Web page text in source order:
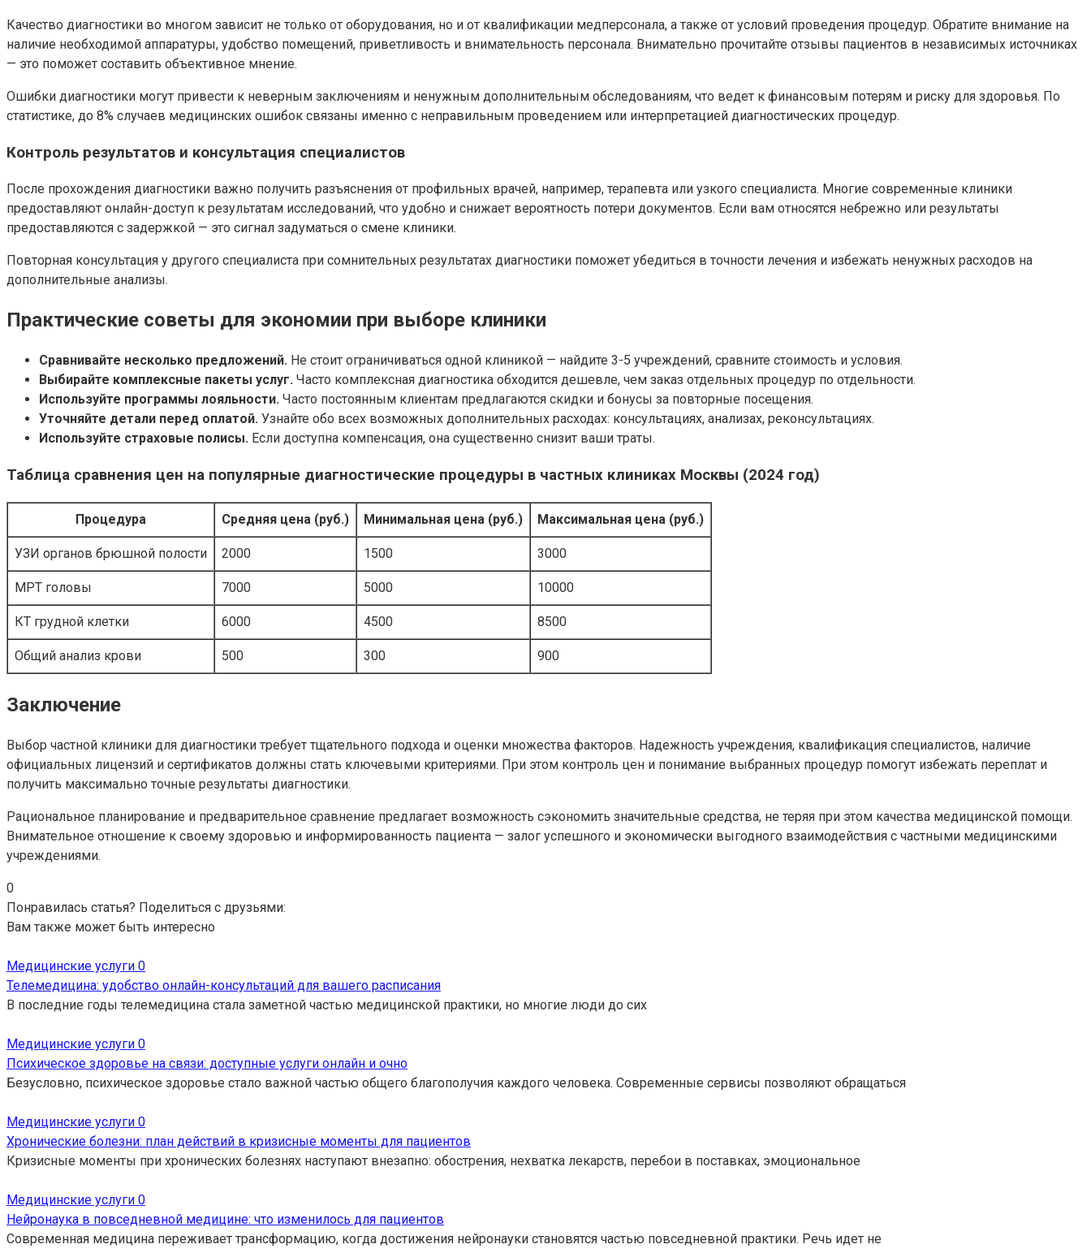
Качество диагностики во многом зависит не только от оборудования, но и от квалификации медперсонала, а также от условий проведения процедур. Обратите внимание на
наличие необходимой аппаратуры, удобство помещений, приветливость и внимательность персонала. Внимательно прочитайте отзывы пациентов в независимых источниках
— это поможет составить объективное мнение.
Ошибки диагностики могут привести к неверным заключениям и ненужным дополнительным обследованиям, что ведет к финансовым потерям и риску для здоровья. По
статистике, до 8% случаев медицинских ошибок связаны именно с неправильным проведением или интерпретацией диагностических процедур.
Контроль результатов и консультация специалистов
После прохождения диагностики важно получить разъяснения от профильных врачей, например, терапевта или узкого специалиста. Многие современные клиники
предоставляют онлайн-доступ к результатам исследований, что удобно и снижает вероятность потери документов. Если вам относятся небрежно или результаты
предоставляются с задержкой — это сигнал задуматься о смене клиники.
Повторная консультация у другого специалиста при сомнительных результатах диагностики поможет убедиться в точности лечения и избежать ненужных расходов на
дополнительные анализы.
Практические советы для экономии при выборе клиники
Сравнивайте несколько предложений. Не стоит ограничиваться одной клиникой — найдите 3-5 учреждений, сравните стоимость и условия.
Выбирайте комплексные пакеты услуг. Часто комплексная диагностика обходится дешевле, чем заказ отдельных процедур по отдельности.
Используйте программы лояльности. Часто постоянным клиентам предлагаются скидки и бонусы за повторные посещения.
Уточняйте детали перед оплатой. Узнайте обо всех возможных дополнительных расходах: консультациях, анализах, реконсультациях.
Используйте страховые полисы. Если доступна компенсация, она существенно снизит ваши траты.
Таблица сравнения цен на популярные диагностические процедуры в частных клиниках Москвы (2024 год)
Процедура Средняя цена (руб.) Минимальная цена (руб.) Максимальная цена (руб.)
УЗИ органов брюшной полости 2000 1500 3000
МРТ головы 7000 5000 10000
КТ грудной клетки 6000 4500 8500
Общий анализ крови 500 300 900
Заключение
Выбор частной клиники для диагностики требует тщательного подхода и оценки множества факторов. Надежность учреждения, квалификация специалистов, наличие
официальных лицензий и сертификатов должны стать ключевыми критериями. При этом контроль цен и понимание выбранных процедур помогут избежать переплат и
получить максимально точные результаты диагностики.
Рациональное планирование и предварительное сравнение предлагает возможность сэкономить значительные средства, не теряя при этом качества медицинской помощи.
Внимательное отношение к своему здоровью и информированность пациента — залог успешного и экономически выгодного взаимодействия с частными медицинскими
учреждениями.
0
Понравилась статья? Поделиться с друзьями:
Вам также может быть интересно
Медицинские услуги 0
Телемедицина: удобство онлайн-консультаций для вашего расписания
В последние годы телемедицина стала заметной частью медицинской практики, но многие люди до сих
Медицинские услуги 0
Психическое здоровье на связи: доступные услуги онлайн и очно
Безусловно, психическое здоровье стало важной частью общего благополучия каждого человека. Современные сервисы позволяют обращаться
Медицинские услуги 0
Хронические болезни: план действий в кризисные моменты для пациентов
Кризисные моменты при хронических болезнях наступают внезапно: обострения, нехватка лекарств, перебои в поставках, эмоциональное
Медицинские услуги 0
Нейронаука в повседневной медицине: что изменилось для пациентов
Современная медицина переживает трансформацию, когда достижения нейронауки становятся частью повседневной практики. Речь идет не